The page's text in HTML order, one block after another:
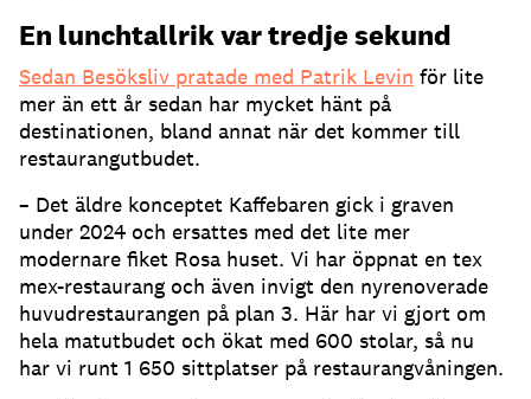
En lunchtallrik var tredje sekund
Sedan Besöksliv pratade med Patrik Levin för lite
mer än ett år sedan har mycket hänt på
destinationen, bland annat när det kommer till
restaurangutbudet.
– Det äldre konceptet Kaffebaren gick i graven
under 2024 och ersattes med det lite mer
modernare fiket Rosa huset. Vi har öppnat en tex
mex-restaurang och även invigt den nyrenoverade
huvudrestaurangen på plan 3. Här har vi gjort om
hela matutbudet och ökat med 600 stolar, så nu
har vi runt 1 650 sittplatser på restaurangvåningen.